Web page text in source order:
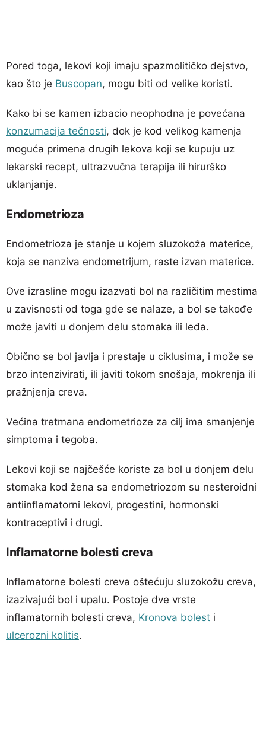
Pored toga, lekovi koji imaju spazmolitičko dejstvo,
kao što je Buscopan, mogu biti od velike koristi.
Kako bi se kamen izbacio neophodna je povećana
konzumacija tečnosti, dok je kod velikog kamenja
moguća primena drugih lekova koji se kupuju uz
lekarski recept, ultrazvučna terapija ili hirurško
uklanjanje.
Endometrioza
Endometrioza je stanje u kojem sluzokoža materice,
koja se nanziva endometrijum, raste izvan materice.
Ove izrasline mogu izazvati bol na različitim mestima
u zavisnosti od toga gde se nalaze, a bol se takođe
može javiti u donjem delu stomaka ili leđa.
Obično se bol javlja i prestaje u ciklusima, i može se
brzo intenzivirati, ili javiti tokom snošaja, mokrenja ili
pražnjenja creva.
Većina tretmana endometrioze za cilj ima smanjenje
simptoma i tegoba.
Lekovi koji se najčešće koriste za bol u donjem delu
stomaka kod žena sa endometriozom su nesteroidni
antiinflamatorni lekovi, progestini, hormonski
kontraceptivi i drugi.
Inflamatorne bolesti creva
Inflamatorne bolesti creva oštećuju sluzokožu creva,
izazivajući bol i upalu. Postoje dve vrste
inflamatornih bolesti creva, Kronova bolest i
ulcerozni kolitis.